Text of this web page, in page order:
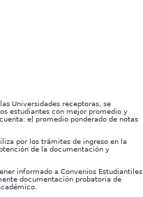
Universidades receptoras, se
estudiantes con mejor promedio y
el promedio ponderado de notas
por los trámites de ingreso en la
de la documentación y
informado a Convenios Estudiantiles
documentación probatoria de